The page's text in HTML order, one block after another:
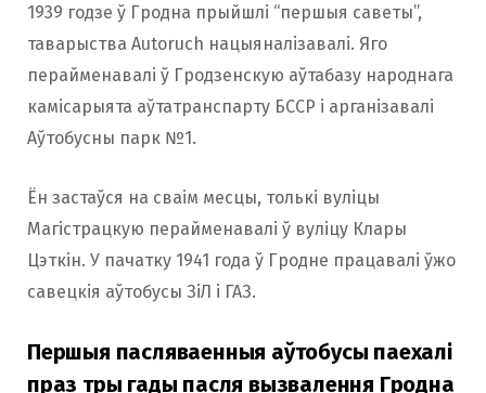
1939 годзе ў Гродна прыйшлі “першыя саветы”,
таварыства Autoruch нацыяналізавалі. Яго
перайменавалі ў Гродзенскую аўтабазу народнага
камісарыята аўтатранспарту БССР і арганізавалі
Аўтобусны парк №1.
Ён застаўся на сваім месцы, толькі вуліцы
Магістрацкую перайменавалі ў вуліцу Клары
Цэткін. У пачатку 1941 года ў Гродне працавалі ўжо
савецкія аўтобусы ЗіЛ і ГАЗ.
Першыя пасляваенныя аўтобусы паехалі
праз тры гады пасля вызвалення Гродна